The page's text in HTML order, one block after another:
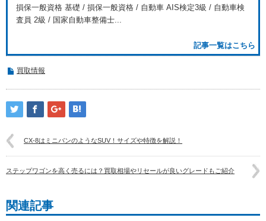
損保一般資格 基礎 / 損保一般資格 / 自動車 AIS検定3級 / 自動車検
査員 2級 / 国家自動車整備士...
記事一覧はこちら
買取情報
CX-8はミニバンのようなSUV！サイズや特徴を解説！
ステップワゴンを高く売るには？買取相場やリセールが良いグレードもご紹介
関連記事